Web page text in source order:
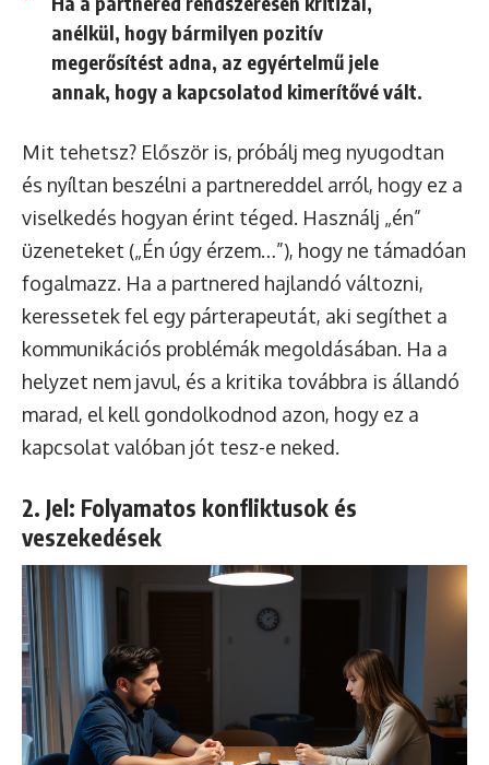
anélkül, hogy bármilyen pozitív
megerősítést adna, az egyértelmű jele
annak, hogy a kapcsolatod kimerítővé vált.
Mit tehetsz? Először is, próbálj meg nyugodtan
és nyíltan beszélni a partnereddel arról, hogy ez a
viselkedés hogyan érint téged. Használj „én”
üzeneteket („Én úgy érzem…”), hogy ne támadóan
fogalmazz. Ha a partnered hajlandó változni,
keressetek fel egy párterapeutát, aki segíthet a
kommunikációs problémák megoldásában. Ha a
helyzet nem javul, és a kritika továbbra is állandó
marad, el kell gondolkodnod azon, hogy ez a
kapcsolat valóban jót tesz-e neked.
2. Jel: Folyamatos konfliktusok és
veszekedések